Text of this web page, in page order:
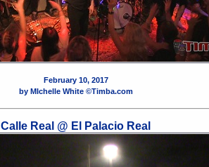
February 10, 2017
by MIchelle White ©Timba.com
Calle Real @ El Palacio Real